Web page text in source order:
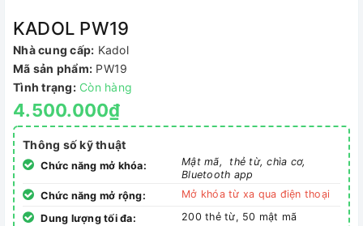
KADOL PW19
Nhà cung cấp: Kadol
Mã sản phẩm: PW19
Tình trạng: Còn hàng
4.500.000₫
Thông số kỹ thuật
Chức năng mở khóa:
Mật mã, thẻ từ, chìa cơ,
Bluetooth app
Chức năng mở rộng:
Mở khóa từ xa qua điện thoại
Dung lượng tối đa: 200 thẻ từ, 50 mật mã